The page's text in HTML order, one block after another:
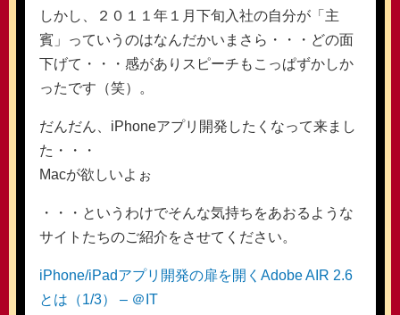
しかし、２０１１年１月下旬入社の自分が「主
賓」っていうのはなんだかいまさら・・・どの面
下げて・・・感がありスピーチもこっぱずかしか
ったです（笑）。
だんだん、iPhoneアプリ開発したくなって来まし
た・・・
Macが欲しいよぉ
・・・というわけでそんな気持ちをあおるような
サイトたちのご紹介をさせてください。
iPhone/iPadアプリ開発の扉を開くAdobe AIR 2.6
とは（1/3） – ＠IT